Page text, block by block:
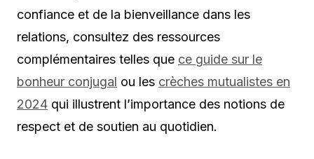
confiance et de la bienveillance dans les
relations, consultez des ressources
complémentaires telles que ce guide sur le
bonheur conjugal ou les crèches mutualistes en
2024 qui illustrent l’importance des notions de
respect et de soutien au quotidien.